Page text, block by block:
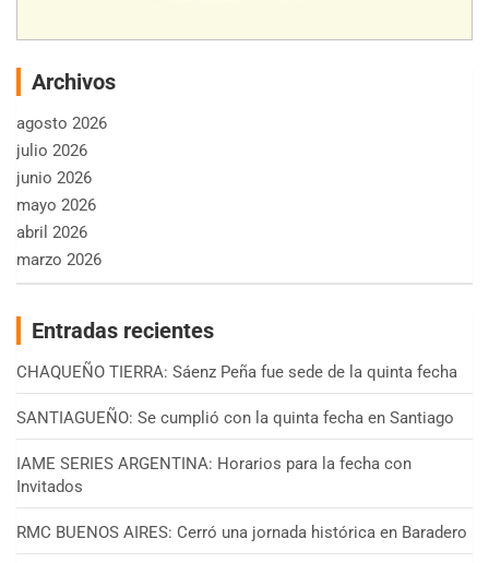
Archivos
agosto 2026
julio 2026
junio 2026
mayo 2026
abril 2026
marzo 2026
Entradas recientes
CHAQUEÑO TIERRA: Sáenz Peña fue sede de la quinta fecha
SANTIAGUEÑO: Se cumplió con la quinta fecha en Santiago
IAME SERIES ARGENTINA: Horarios para la fecha con
Invitados
RMC BUENOS AIRES: Cerró una jornada histórica en Baradero